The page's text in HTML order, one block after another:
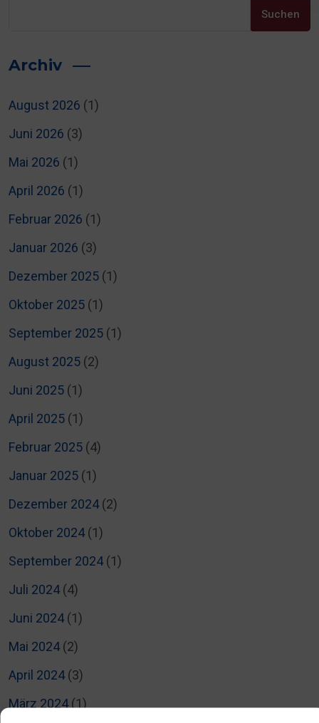
Suchen
Archiv
August 2026 (1)
Juni 2026 (3)
Mai 2026 (1)
April 2026 (1)
Februar 2026 (1)
Januar 2026 (3)
Dezember 2025 (1)
Oktober 2025 (1)
September 2025 (1)
August 2025 (2)
Juni 2025 (1)
April 2025 (1)
Februar 2025 (4)
Januar 2025 (1)
Dezember 2024(2)
Oktober 2024(1)
September 2024(1)
Juli 2024(4)
Juni 2024(1)
Mai 2024(2)
April 2024(3)
März 2024(1)